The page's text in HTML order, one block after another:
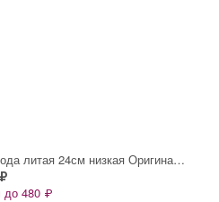
Сковорода литая 24см низкая Оригинальная
до 480 ₽